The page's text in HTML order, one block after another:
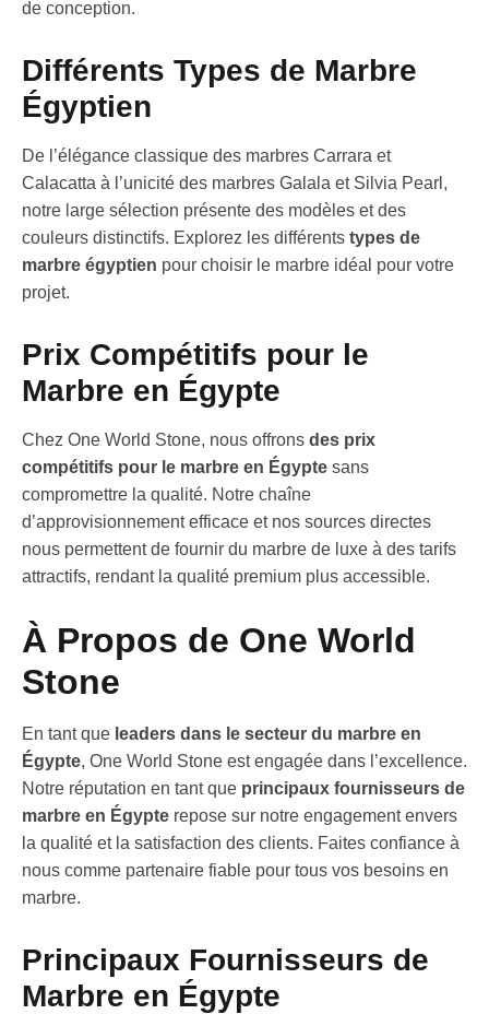
de conception.
Différents Types de Marbre
Égyptien
De l’élégance classique des marbres Carrara et
Calacatta à l’unicité des marbres Galala et Silvia Pearl,
notre large sélection présente des modèles et des
couleurs distinctifs. Explorez les différents types de
marbre égyptien pour choisir le marbre idéal pour votre
projet.
Prix Compétitifs pour le
Marbre en Égypte
Chez One World Stone, nous offrons des prix
compétitifs pour le marbre en Égypte sans
compromettre la qualité. Notre chaîne
d’approvisionnement efficace et nos sources directes
nous permettent de fournir du marbre de luxe à des tarifs
attractifs, rendant la qualité premium plus accessible.
À Propos de One World
Stone
En tant que leaders dans le secteur du marbre en
Égypte, One World Stone est engagée dans l’excellence.
Notre réputation en tant que principaux fournisseurs de
marbre en Égypte repose sur notre engagement envers
la qualité et la satisfaction des clients. Faites confiance à
nous comme partenaire fiable pour tous vos besoins en
marbre.
Principaux Fournisseurs de
Marbre en Égypte